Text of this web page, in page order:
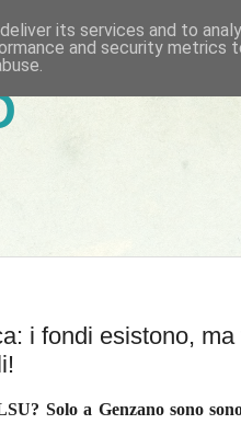
i fondi esistono,
Solo a Genzano sono
its services and to
and security metrics